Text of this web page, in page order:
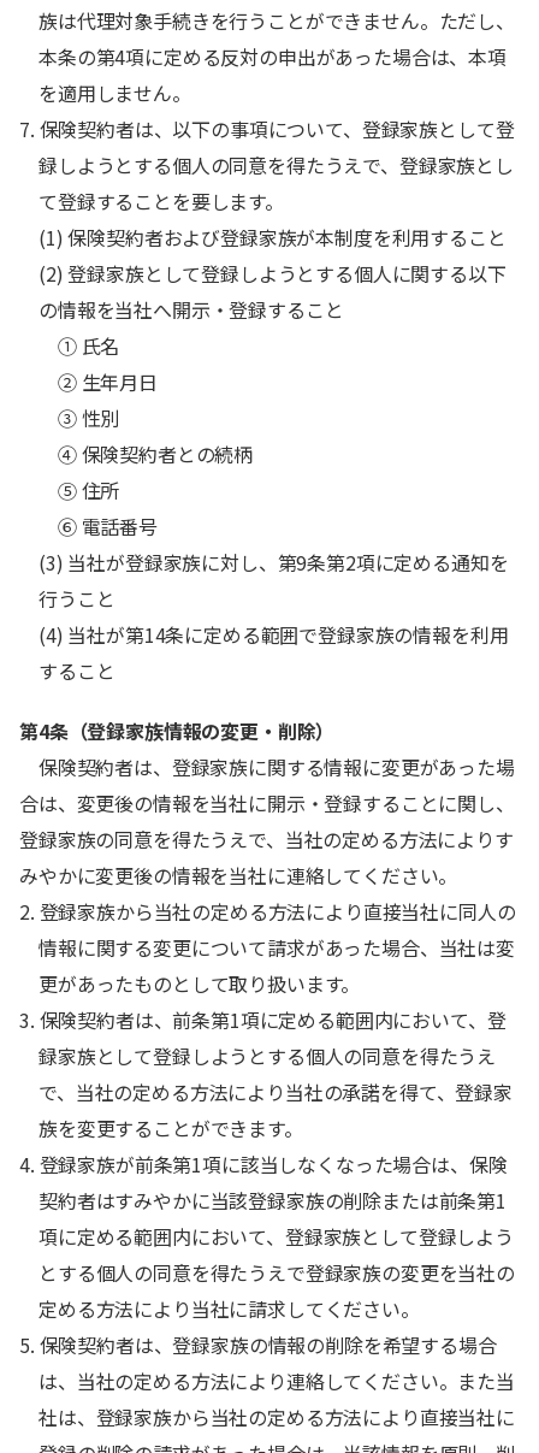
族は代理対象手続きを行うことができません。ただし、
本条の第4項に定める反対の申出があった場合は、本項
を適用しません。
7. 保険契約者は、以下の事項について、登録家族として登
録しようとする個人の同意を得たうえで、登録家族とし
て登録することを要します。
(1) 保険契約者および登録家族が本制度を利用すること
(2) 登録家族として登録しようとする個人に関する以下
の情報を当社へ開示・登録すること
① 氏名
② 生年月日
③ 性別
④ 保険契約者との続柄
⑤ 住所
⑥ 電話番号
(3) 当社が登録家族に対し、第9条第2項に定める通知を
行うこと
(4) 当社が第14条に定める範囲で登録家族の情報を利用
すること
第4条（登録家族情報の変更・削除）
保険契約者は、登録家族に関する情報に変更があった場
合は、変更後の情報を当社に開示・登録することに関し、
登録家族の同意を得たうえで、当社の定める方法によりす
みやかに変更後の情報を当社に連絡してください。
2. 登録家族から当社の定める方法により直接当社に同人の
情報に関する変更について請求があった場合、当社は変
更があったものとして取り扱います。
3. 保険契約者は、前条第1項に定める範囲内において、登
録家族として登録しようとする個人の同意を得たうえ
で、当社の定める方法により当社の承諾を得て、登録家
族を変更することができます。
4. 登録家族が前条第1項に該当しなくなった場合は、保険
契約者はすみやかに当該登録家族の削除または前条第1
項に定める範囲内において、登録家族として登録しよう
とする個人の同意を得たうえで登録家族の変更を当社の
定める方法により当社に請求してください。
5. 保険契約者は、登録家族の情報の削除を希望する場合
は、当社の定める方法により連絡してください。また当
社は、登録家族から当社の定める方法により直接当社に